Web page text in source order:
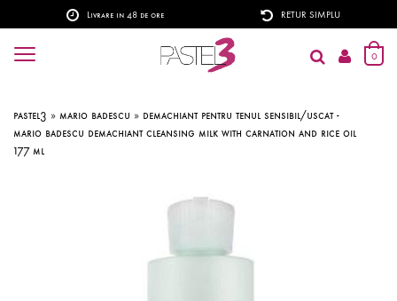
Livrare in 48 de ore RETUR SIMPLU
0
pastel3 » mario badescu » demachiant pentru tenul sensibil/uscat -
mario badescu demachiant cleansing milk with carnation and rice oil
177 ml